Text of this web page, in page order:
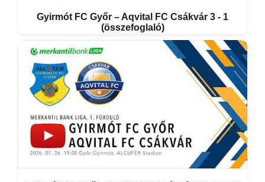
Gyirmót FC Győr – Aqvital FC Csákvár 3 - 1
(összefoglaló)